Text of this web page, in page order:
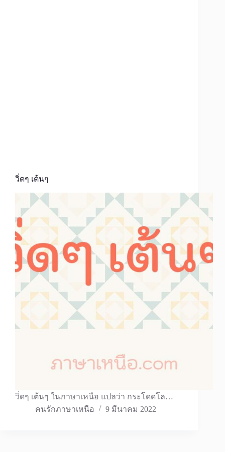
วิ่ดๆ เต้นๆ
วิ่ดๆ เต้นๆ ในภาษาเหนือ แปลว่า กระโดดโล…
คนรักภาษาเหนือ
9 มีนาคม 2022